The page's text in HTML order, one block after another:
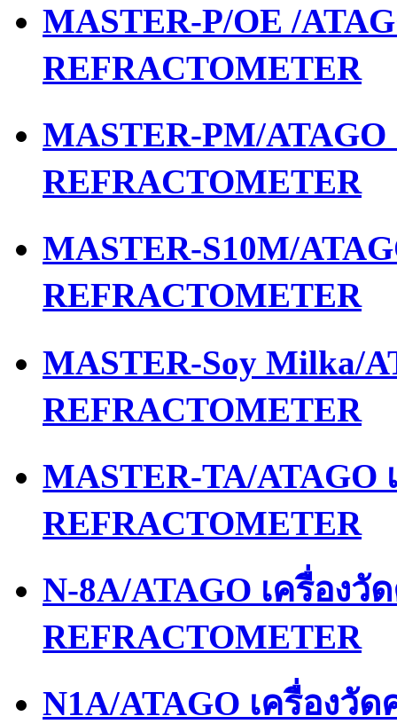
MASTER-P/OE /
REFRACTOMETER
MASTER-PM/
REFRACTOMETER
MASTER-S10M/
REFRACTOMETER
MASTER-Soy Milka/
REFRACTOMETER
MASTER-TA/
REFRACTOMETER
N-8A/ATAGO เครื่อง
REFRACTOMETER
N1A/ATAGO เครื่องวั